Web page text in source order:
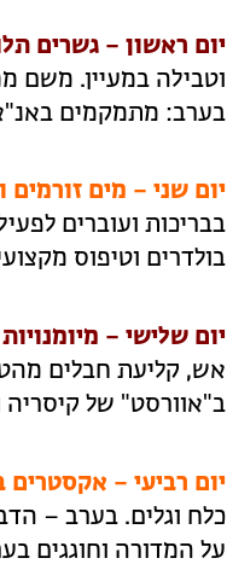
יום ראשון – גשרים
וטבילה במעיין. משם
בערב: מתמקמים
יום שני – מים זורמים
בבריכות ועוברים
בולדרים וטיפוס
יום שלישי –
אש, קליעת חבלים
ב"אוורסט" של קיסריה
יום רביעי – אקסטרים
כלח וגלים. בערב –
על המדורה וחוגגים